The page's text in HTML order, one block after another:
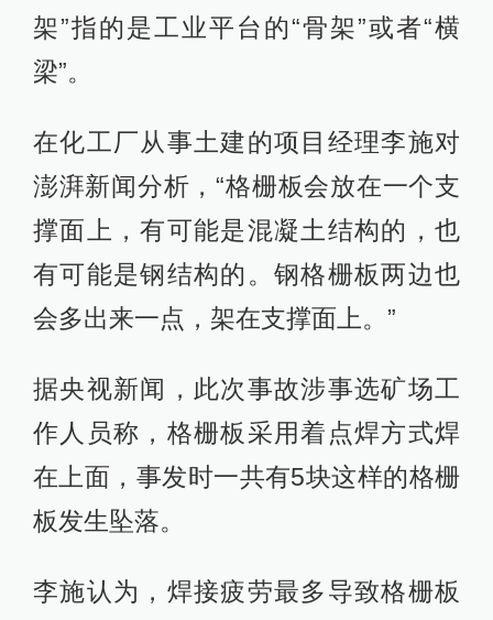
架”指的是工业平台的“骨架”或者“横
梁”。
在化工厂从事土建的项目经理李施对
澎湃新闻分析，“格栅板会放在一个支
撑面上，有可能是混凝土结构的，也
有可能是钢结构的。钢格栅板两边也
会多出来一点，架在支撑面上。”
据央视新闻，此次事故涉事选矿场工
作人员称，格栅板采用着点焊方式焊
在上面，事发时一共有5块这样的格栅
板发生坠落。
李施认为，焊接疲劳最多导致格栅板